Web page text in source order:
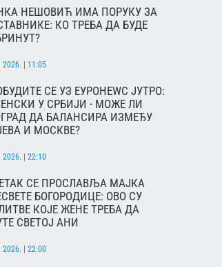
НЕШОВИЋ ИМА ПОРУКУ ЗА
КО ТРЕБА ДА БУДЕ
2026. | 11:05
СЕ УЗ ЕУРОНЕWС ЈУТРО:
У СРБИЈИ - МОЖЕ ЛИ
ДА БАЛАНСИРА ИЗМЕЂУ
И МОСКВЕ?
2026. | 22:10
СЕ ПРОСЛАВЉА МАЈКА
БОГОРОДИЦЕ: ОВО СУ
КОЈЕ ЖЕНЕ ТРЕБА ДА
СВЕТОЈ АНИ
2026. | 22:00